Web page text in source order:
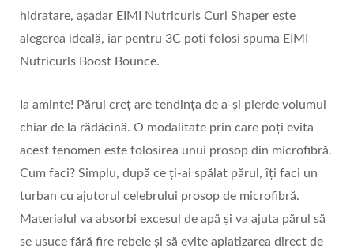
hidratare, așadar EIMI Nutricurls Curl Shaper este
alegerea ideală, iar pentru 3C poți folosi spuma EIMI
Nutricurls Boost Bounce.
Ia aminte! Părul creț are tendința de a-și pierde volumul
chiar de la rădăcină. O modalitate prin care poți evita
acest fenomen este folosirea unui prosop din microfibră.
Cum faci? Simplu, după ce ți-ai spălat părul, îți faci un
turban cu ajutorul celebrului prosop de microfibră.
Materialul va absorbi excesul de apă și va ajuta părul să
se usuce fără fire rebele și să evite aplatizarea direct de